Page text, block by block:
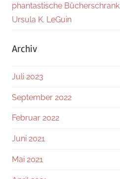
phantastische Bücherschrank
Ursula K. LeGuin
Archiv
Juli 2023
September 2022
Februar 2022
Juni 2021
Mai 2021